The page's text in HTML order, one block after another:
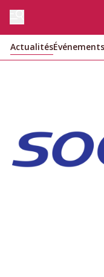
ActualitésÉvénements